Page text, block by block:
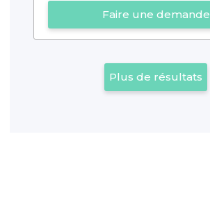
Faire une demande
Plus de résultats